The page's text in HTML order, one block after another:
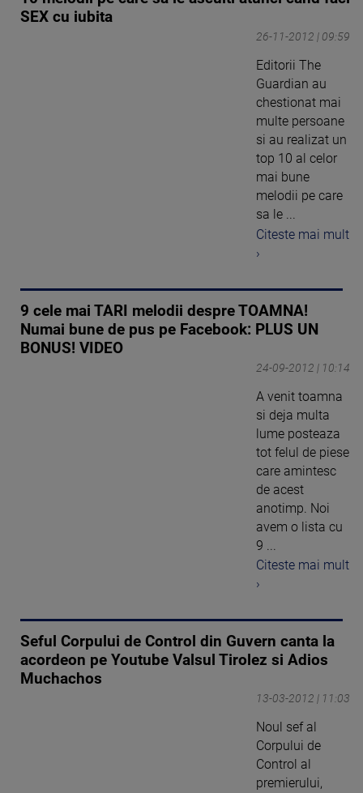
SEX cu iubita
26-11-2012 | 09:59
Editorii The
Guardian au
chestionat mai
multe persoane
si au realizat un
top 10 al celor
mai bune
melodii pe care
sa le ...
Citeste mai mult
›
9 cele mai TARI melodii despre TOAMNA!
Numai bune de pus pe Facebook: PLUS UN
BONUS! VIDEO
24-09-2012 | 10:14
A venit toamna
si deja multa
lume posteaza
tot felul de piese
care amintesc
de acest
anotimp. Noi
avem o lista cu
9 ...
Citeste mai mult
›
Seful Corpului de Control din Guvern canta la
acordeon pe Youtube Valsul Tirolez si Adios
Muchachos
13-03-2012 | 11:03
Noul sef al
Corpului de
Control al
premierului,